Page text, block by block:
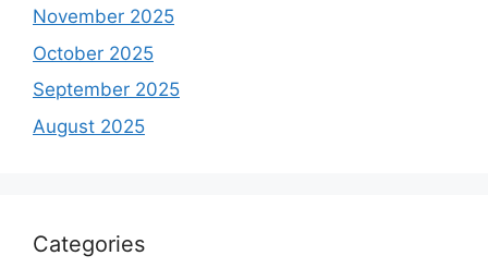
November 2025
October 2025
September 2025
August 2025
Categories